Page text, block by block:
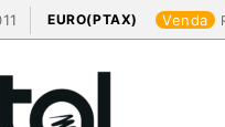
EURO(PTAX) Venda